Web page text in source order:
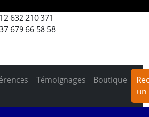
632 210 371
679 66 58 58
Témoignages Boutique
un